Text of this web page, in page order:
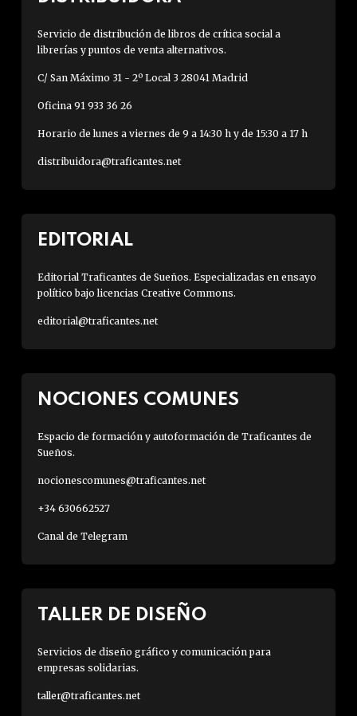
Servicio de distribución de libros de crítica social a
librerías y puntos de venta alternativos.
C/ San Máximo 31 - 2º Local 3 28041 Madrid
Oficina 91 933 36 26
Horario de lunes a viernes de 9 a 14:30 h y de 15:30 a 17 h
distribuidora@traficantes.net
EDITORIAL
Editorial Traficantes de Sueños. Especializadas en ensayo
político bajo licencias Creative Commons.
editorial@traficantes.net
NOCIONES COMUNES
Espacio de formación y autoformación de Traficantes de
Sueños.
nocionescomunes@traficantes.net
+34 630662527
Canal de Telegram
TALLER DE DISEÑO
Servicios de diseño gráfico y comunicación para
empresas solidarias.
taller@traficantes.net